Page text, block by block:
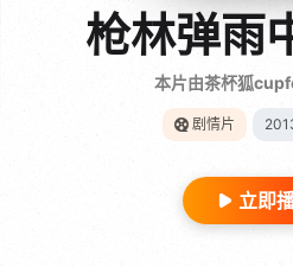
枪林弹雨
本片由茶杯狐
剧情片
立即